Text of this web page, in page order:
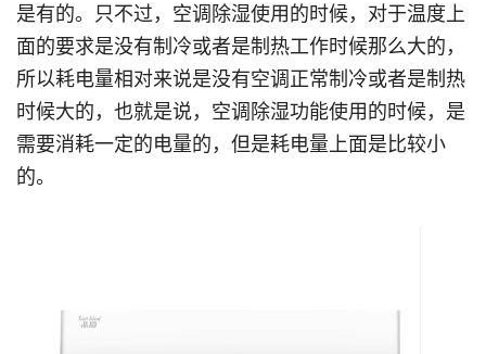
是有的。只不过，空调除湿使用的时候，对于温度上
面的要求是没有制冷或者是制热工作时候那么大的，
所以耗电量相对来说是没有空调正常制冷或者是制热
时候大的，也就是说，空调除湿功能使用的时候，是
需要消耗一定的电量的，但是耗电量上面是比较小
的。